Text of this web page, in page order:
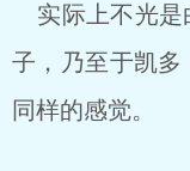
实际上不光是
子，乃至于凯
同样的感觉。